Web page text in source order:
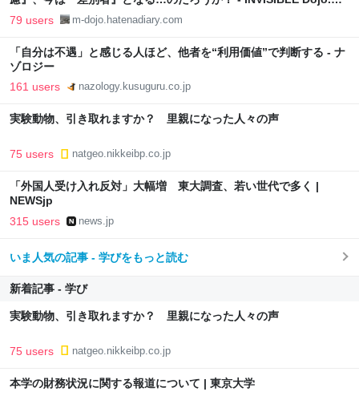
ーQUIET & COLORFUL PLACE-
79 users m-dojo.hatenadiary.com
「自分は不遇」と感じる人ほど、他者を“利用価値”で判断する - ナ
ゾロジー
161 users nazology.kusuguru.co.jp
実験動物、引き取れますか？ 里親になった人々の声
75 users natgeo.nikkeibp.co.jp
「外国人受け入れ反対」大幅増 東大調査、若い世代で多く |
NEWSjp
315 users news.jp
いま人気の記事 - 学びをもっと読む
新着記事 - 学び
実験動物、引き取れますか？ 里親になった人々の声
75 users natgeo.nikkeibp.co.jp
本学の財務状況に関する報道について | 東京大学